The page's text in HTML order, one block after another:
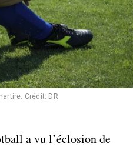
Crédit: DR
a vu l’éclosion de